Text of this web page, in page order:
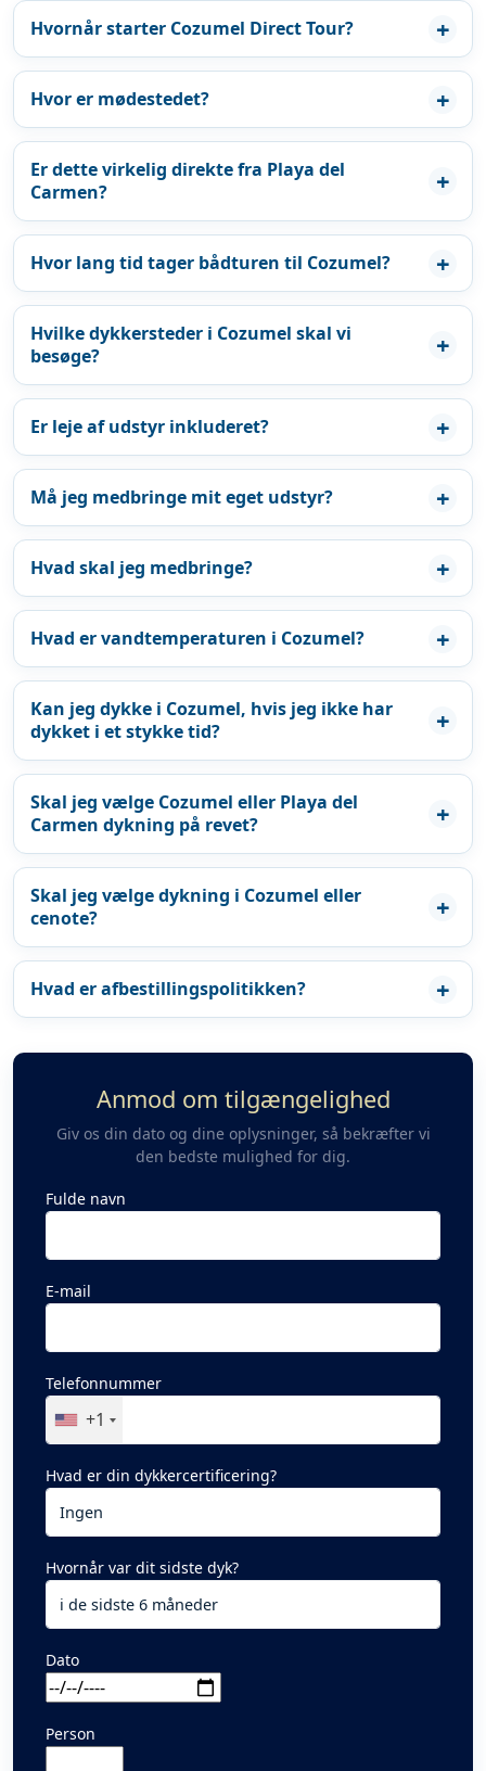
Hvornår starter Cozumel Direct Tour?
Hvor er mødestedet?
Er dette virkelig direkte fra Playa del
Carmen?
Hvor lang tid tager bådturen til Cozumel?
Hvilke dykkersteder i Cozumel skal vi
besøge?
Er leje af udstyr inkluderet?
Må jeg medbringe mit eget udstyr?
Hvad skal jeg medbringe?
Hvad er vandtemperaturen i Cozumel?
Kan jeg dykke i Cozumel, hvis jeg ikke har
dykket i et stykke tid?
Skal jeg vælge Cozumel eller Playa del
Carmen dykning på revet?
Skal jeg vælge dykning i Cozumel eller
cenote?
Hvad er afbestillingspolitikken?
Anmod om tilgængelighed
Giv os din dato og dine oplysninger, så bekræfter vi
den bedste mulighed for dig.
Fulde navn
E-mail
Telefonnummer
+1
Hvad er din dykkercertificering?
Hvornår var dit sidste dyk?
Dato
Person